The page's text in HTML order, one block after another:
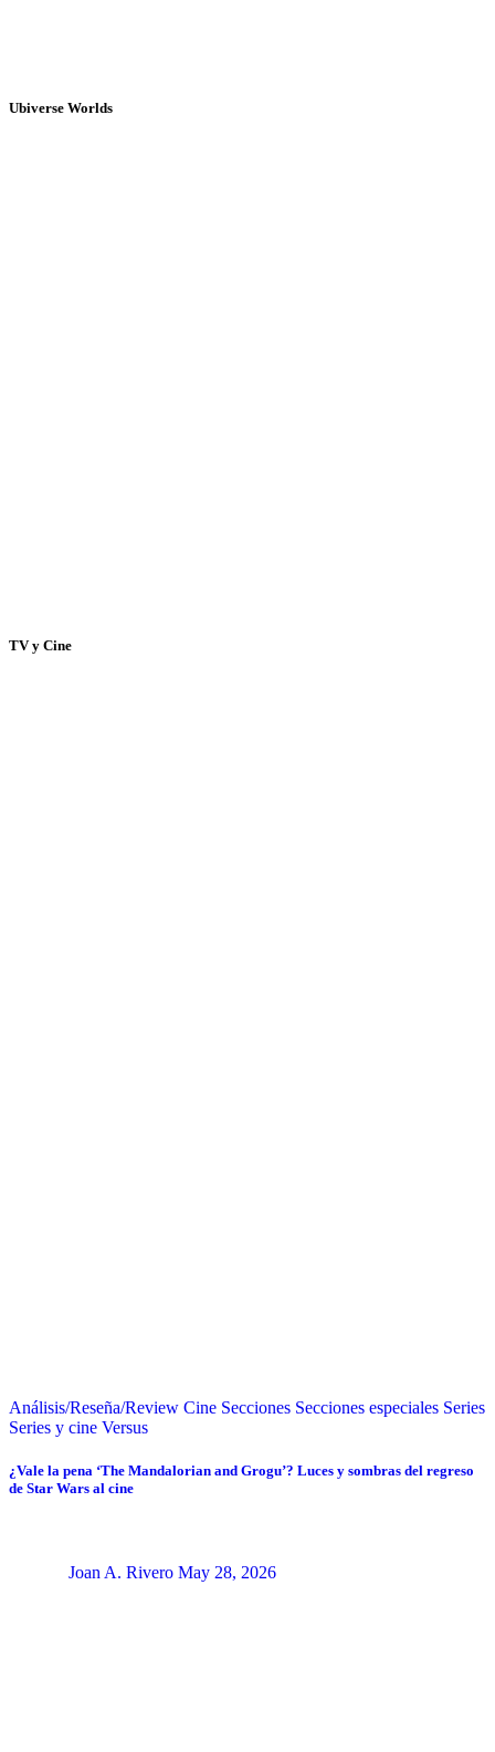
Ubiverse Worlds
TV y Cine
Análisis/Reseña/Review Cine Secciones Secciones especiales Series
Series y cine Versus
¿Vale la pena ‘The Mandalorian and Grogu’? Luces y sombras del regreso
de Star Wars al cine
Joan A. Rivero May 28, 2026